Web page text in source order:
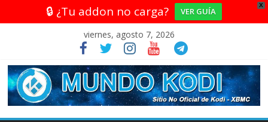
X
🔒 ¿Tu addon no carga? VER GUÍA
viernes, agosto 7, 2026